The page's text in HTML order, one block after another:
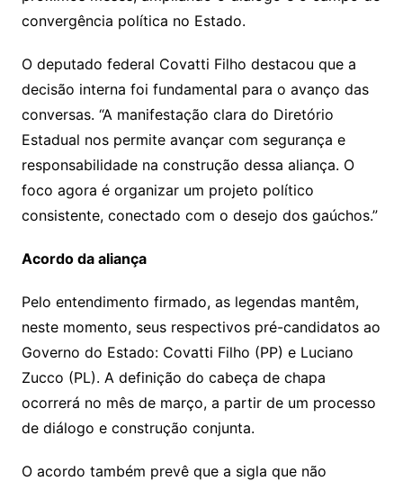
convergência política no Estado.
O deputado federal Covatti Filho destacou que a
decisão interna foi fundamental para o avanço das
conversas. “A manifestação clara do Diretório
Estadual nos permite avançar com segurança e
responsabilidade na construção dessa aliança. O
foco agora é organizar um projeto político
consistente, conectado com o desejo dos gaúchos.”
Acordo da aliança
Pelo entendimento firmado, as legendas mantêm,
neste momento, seus respectivos pré-candidatos ao
Governo do Estado: Covatti Filho (PP) e Luciano
Zucco (PL). A definição do cabeça de chapa
ocorrerá no mês de março, a partir de um processo
de diálogo e construção conjunta.
O acordo também prevê que a sigla que não